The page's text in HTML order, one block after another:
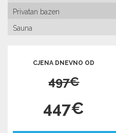
Privatan bazen
Sauna
CJENA DNEVNO OD
497€
447€